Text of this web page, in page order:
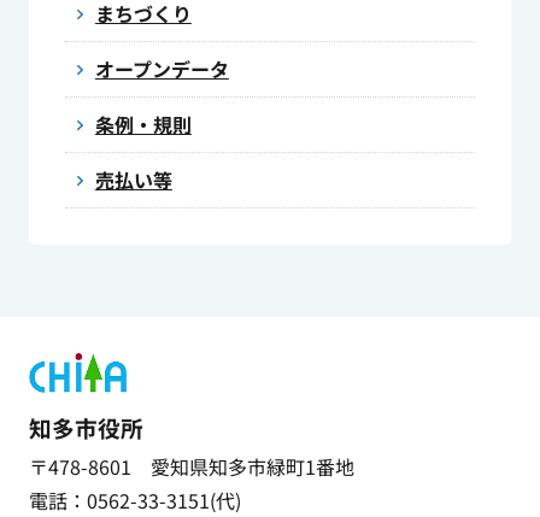
まちづくり
オープンデータ
条例・規則
売払い等
知多市役所
〒478-8601 愛知県知多市緑町1番地
電話：0562-33-3151(代)